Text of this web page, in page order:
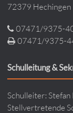
72379 Hechingen
07471/9375-
07471/9375-
Schulleitung &
Schulleiter: Stefan
Stellvertretende